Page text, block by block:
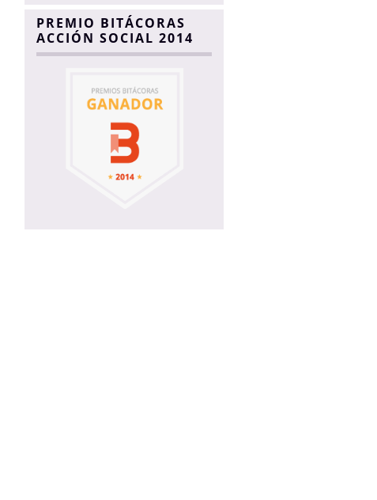
PREMIO BITÁCORAS
ACCIÓN SOCIAL 2014